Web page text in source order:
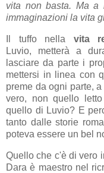
vita non basta. Ma a
immaginazioni la vita
Il tuffo nella vita
Luvio,
metterà a
lasciare da parte i
mettersi in linea con
preme da ogni parte,
vero, non quello
quello di Luvio? E
tanto dalle storie
poteva essere un bel
Quello che c'è di vero
Dara è maestro nel